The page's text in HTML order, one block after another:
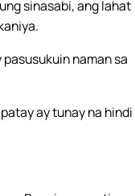
sinasabi, ang lahat
pasusukuin naman sa
ay tunay na hindi